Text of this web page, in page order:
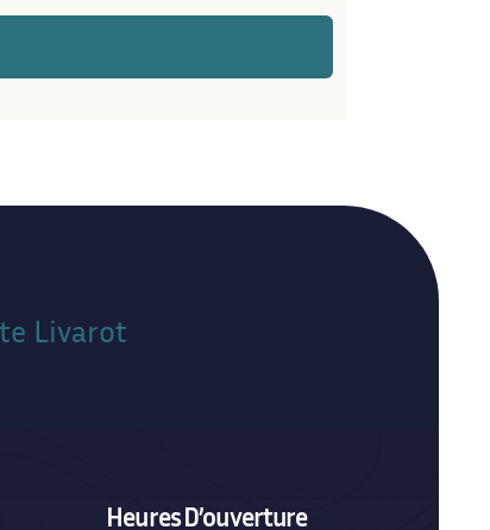
Livarot
Heures D’ouverture